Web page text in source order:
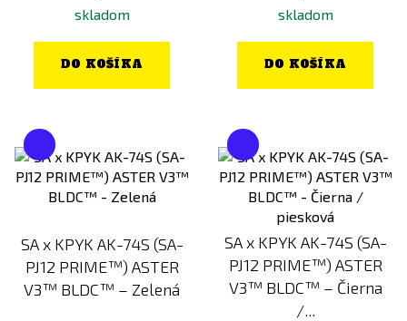
skladom
DO KOŠÍKA
skladom
DO KOŠÍKA
SA x KPYK AK-74S (SA-
PJ12 PRIME™) ASTER
V3™ BLDC™ – Zelená
SA x KPYK AK-74S (SA-
PJ12 PRIME™) ASTER
V3™ BLDC™ – Čierna
/...